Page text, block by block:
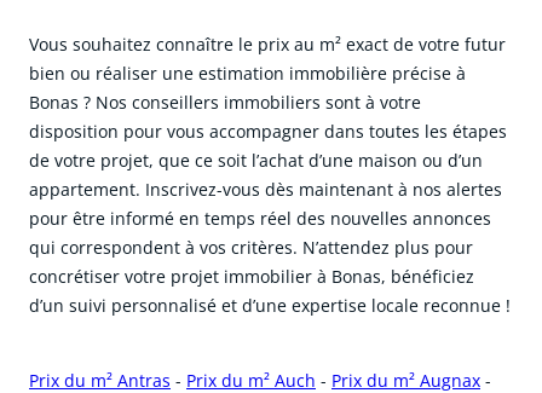
Vous souhaitez connaître le prix au m² exact de votre futur
bien ou réaliser une estimation immobilière précise à
Bonas ? Nos conseillers immobiliers sont à votre
disposition pour vous accompagner dans toutes les étapes
de votre projet, que ce soit l’achat d’une maison ou d’un
appartement. Inscrivez-vous dès maintenant à nos alertes
pour être informé en temps réel des nouvelles annonces
qui correspondent à vos critères. N’attendez plus pour
concrétiser votre projet immobilier à Bonas, bénéficiez
d’un suivi personnalisé et d’une expertise locale reconnue !
Prix du m² Antras - Prix du m² Auch - Prix du m² Augnax -